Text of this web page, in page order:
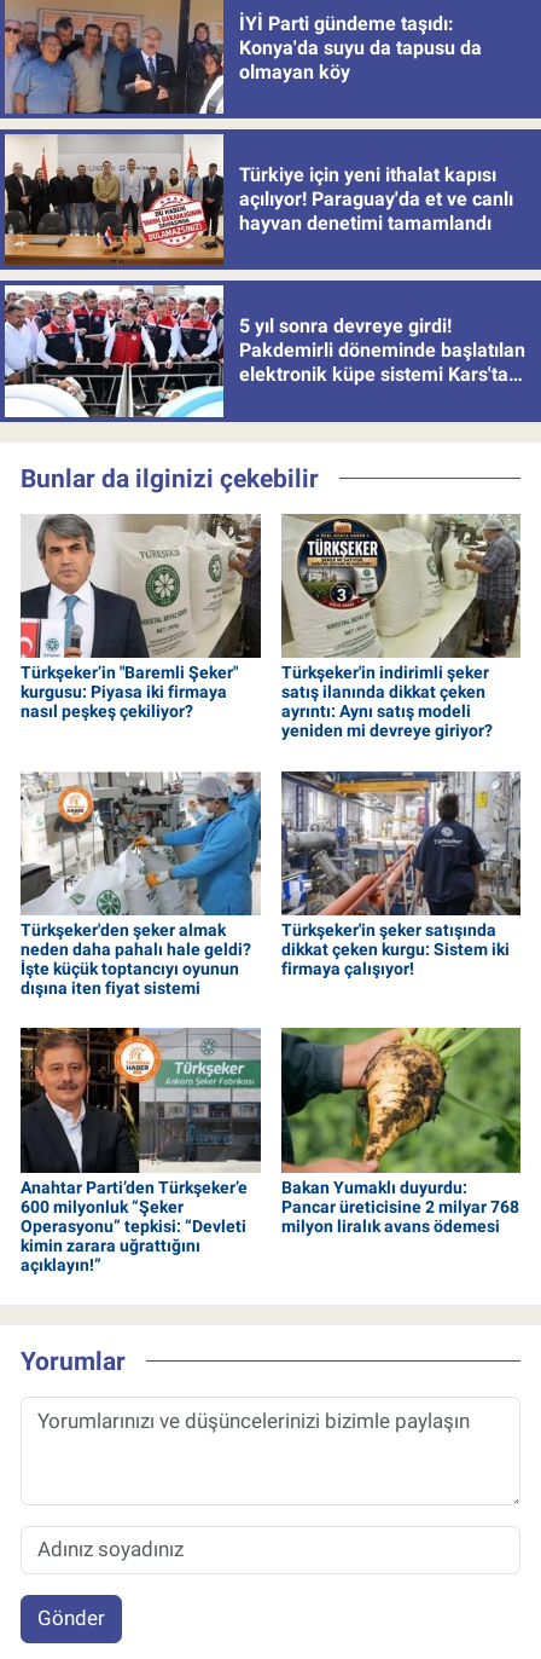
İYİ Parti gündeme taşıdı:
Konya'da suyu da tapusu da
olmayan köy
Türkiye için yeni ithalat kapısı
açılıyor! Paraguay'da et ve canlı
hayvan denetimi tamamlandı
5 yıl sonra devreye girdi!
Pakdemirli döneminde başlatılan
elektronik küpe sistemi Kars'tan
Bunlar da ilginizi çekebilir
Türkşeker’in "Baremli Şeker"
kurgusu: Piyasa iki firmaya
nasıl peşkeş çekiliyor?
Türkşeker'in indirimli şeker
satış ilanında dikkat çeken
ayrıntı: Aynı satış modeli
yeniden mi devreye giriyor?
Türkşeker'den şeker almak
neden daha pahalı hale geldi?
İşte küçük toptancıyı oyunun
dışına iten fiyat sistemi
Türkşeker'in şeker satışında
dikkat çeken kurgu: Sistem iki
firmaya çalışıyor!
Anahtar Parti’den Türkşeker’e
600 milyonluk “Şeker
Operasyonu” tepkisi: “Devleti
kimin zarara uğrattığını
açıklayın!”
Bakan Yumaklı duyurdu:
Pancar üreticisine 2 milyar 768
milyon liralık avans ödemesi
Yorumlar
Gönder